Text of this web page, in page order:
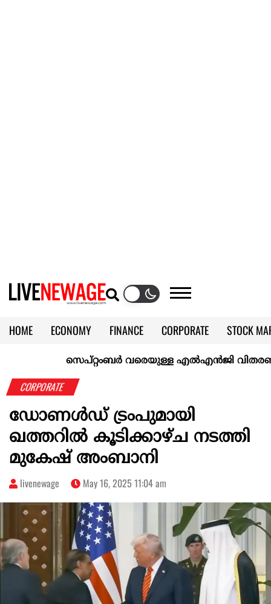
HOME ECONOMY FINANCE CORPORATE
STOCK
KERALA @70
സെപ്റ്റംബർ വരെയുള്ള എൽഎൻജി വിതരണം
CORPORATE
ഡോണൾഡ് ട്രംപുമായി
ഖത്തറിൽ കൂടിക്കാഴ്ച നടത്തി
മുകേഷ് അംബാനി
livenewage May 16, 2025 11:04 am